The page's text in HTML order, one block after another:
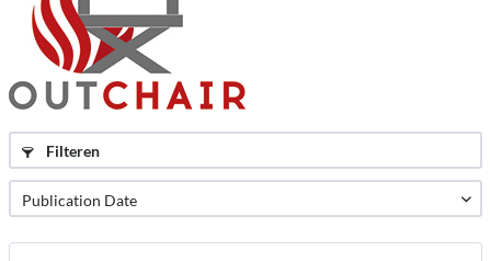
Filteren